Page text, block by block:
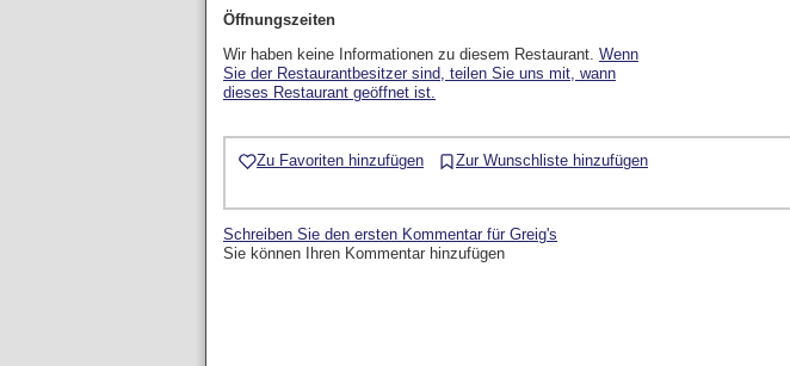
Öffnungszeiten
Wir haben keine Informationen zu diesem Restaurant. Wenn
Sie der Restaurantbesitzer sind, teilen Sie uns mit, wann
dieses Restaurant geöffnet ist.
Zu Favoriten hinzufügen Zur Wunschliste hinzufügen
Schreiben Sie den ersten Kommentar für Greig's
Sie können Ihren Kommentar hinzufügen